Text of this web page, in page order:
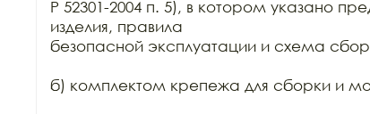
Р 52301-2004 п. 5), в котором указано
изделия, правила
безопасной эксплуатации и схема
б) комплектом крепежа для сборки и